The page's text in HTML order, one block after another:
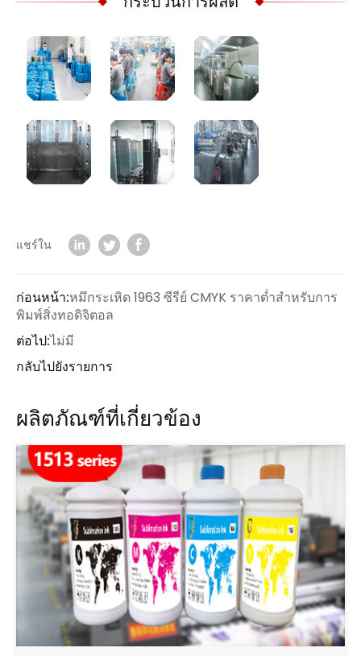
แชร์ใน
ก่อนหน้า:หมึกระเหิด 1963 ซีรีย์ CMYK ราคาต่ำสำหรับการ
พิมพ์สิ่งทอดิจิตอล
ต่อไป:ไม่มี
กลับไปยังรายการ
ผลิตภัณฑ์ที่เกี่ยวข้อง